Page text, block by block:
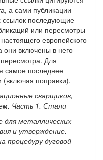
а сами публикации
ссылок последующие
или пересмотры
европейского
они включены в него
Для
самое последнее
(включая поправки).
сварщиков,
Часть 1. Стали
для металлических
и утверждение.
процедуру дуговой